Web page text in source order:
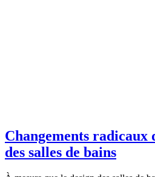
Changements radicaux
des salles de bains